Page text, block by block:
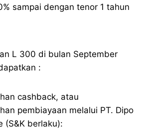
sampai dengan tenor 1 tahun
L 300 di bulan September
:
cashback, atau
pembiayaan melalui PT. Dipo
(S&K berlaku):